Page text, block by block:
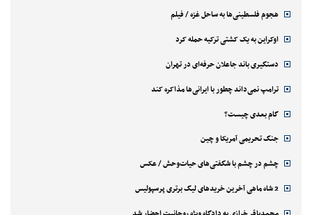
هجوم فلسطینی‌ها به ساحل غزه / فیلم
اوکراین به یک کشتی ترکیه حمله کرد
دستگیری باند جاعلان حرفه‌ای در تهران
ترامپ نمی‌داند چطور با ایرانی‌ها مذاکره کند
گام بعدی چیست؟
جنگ تحریمی آمریکا و چین
چشم در چشم با شگفتی‌های حیات‌وحش / عکس
2 شاه ماهی آخرین خریدهای لیگ برتری پرسپولیس